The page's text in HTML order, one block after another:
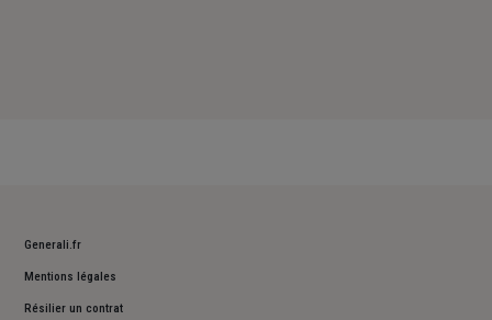
Generali.fr
Mentions légales
Résilier un contrat